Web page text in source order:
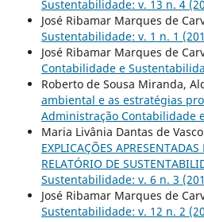
Sustentabilidade: v. 13 n. 4
José Ribamar Marques de
Sustentabilidade: v. 1 n. 1
José Ribamar Marques de
Contabilidade e
Roberto de Sousa Miranda,
ambiental e as estratégias
Administração Contabilidade
Maria Livânia Dantas de
EXPLICAÇÕES
RELATÓRIO DE
Sustentabilidade: v. 6 n. 3
José Ribamar Marques de
Sustentabilidade: v. 12 n. 2